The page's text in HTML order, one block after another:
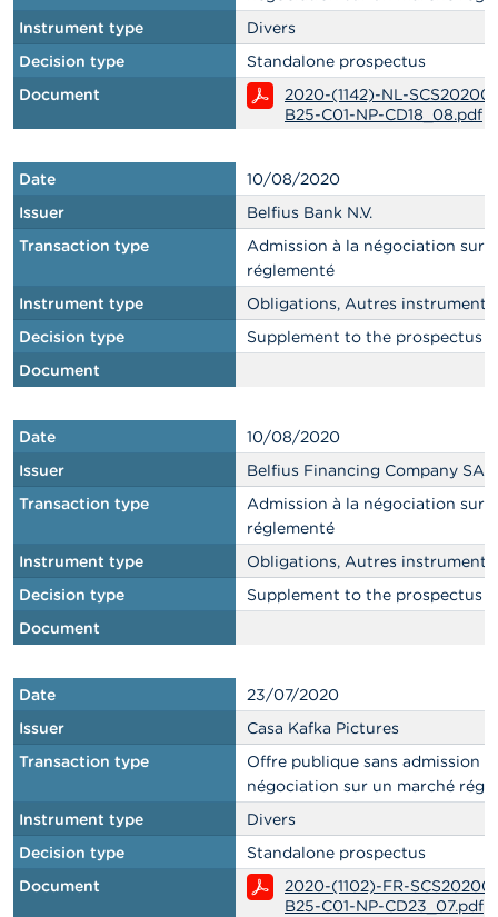
Instrument type
Divers
Decision type
Standalone prospectus
Document
2020-(1142)-NL-
B25-C01-NP-CD18_08.pdf
Date
10/08/2020
Issuer
Belfius Bank N.V.
Transaction type
Admission à la négociation sur
réglementé
Instrument type
Obligations, Autres
Decision type
Supplement to the prospectus
Document
Date
10/08/2020
Issuer
Belfius Financing Company SA
Transaction type
Admission à la négociation sur
réglementé
Instrument type
Obligations, Autres
Decision type
Supplement to the prospectus
Document
Date
23/07/2020
Issuer
Casa Kafka Pictures
Transaction type
Offre publique sans admission à
négociation sur un marché
Instrument type
Divers
Decision type
Standalone prospectus
Document
2020-(1102)-FR-
B25-C01-NP-CD23_07.pdf